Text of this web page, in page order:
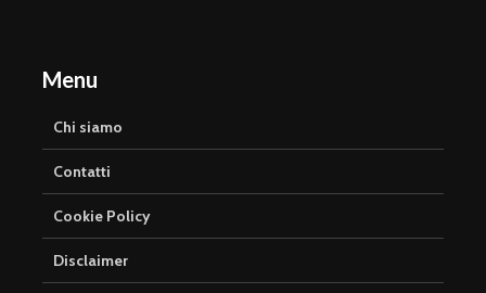
Menu
Chi siamo
Contatti
Cookie Policy
Disclaimer